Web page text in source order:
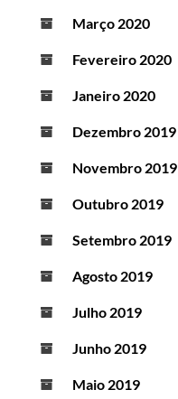
Março 2020
Fevereiro 2020
Janeiro 2020
Dezembro 2019
Novembro 2019
Outubro 2019
Setembro 2019
Agosto 2019
Julho 2019
Junho 2019
Maio 2019